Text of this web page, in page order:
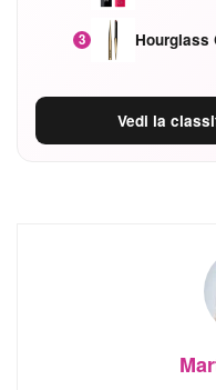
3
Vedi la